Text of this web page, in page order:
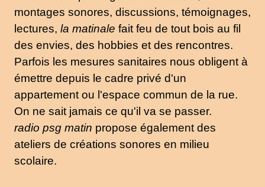
montages sonores, discussions, témoignages,
lectures, la matinale fait feu de tout bois au fil
des envies, des hobbies et des rencontres.
Parfois les mesures sanitaires nous obligent à
émettre depuis le cadre privé d'un
appartement ou l'espace commun de la rue.
On ne sait jamais ce qu'il va se passer.
radio psg matin propose également des
ateliers de créations sonores en milieu
scolaire.